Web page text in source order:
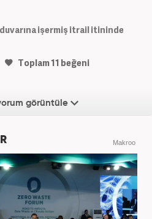
işermiş itrail itininde
Toplam11 beğeni
görüntüle
Makroo